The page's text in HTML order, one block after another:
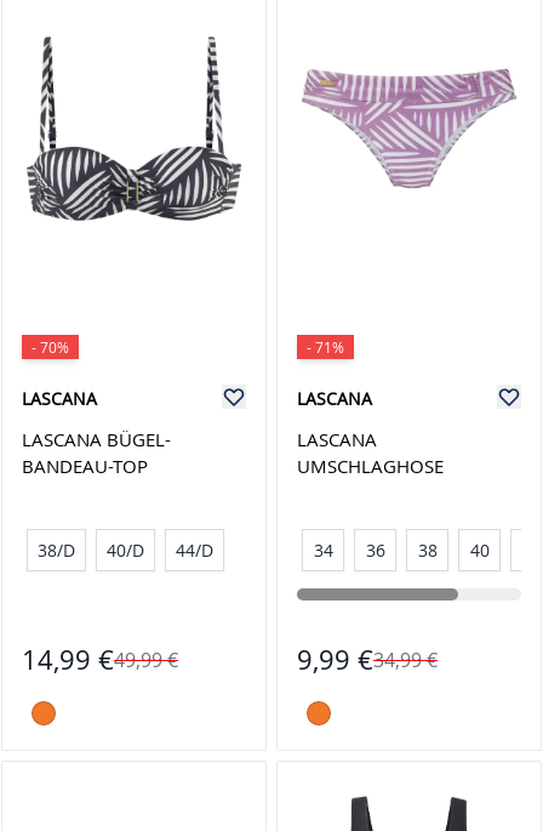
- 70%
LASCANA
LASCANA BÜGEL-
BANDEAU-TOP
38/D 40/D 44/D
14,99 €49,99 €
- 71%
LASCANA
LASCANA
UMSCHLAGHOSE
34 36 38 40
9,99 €34,99 €